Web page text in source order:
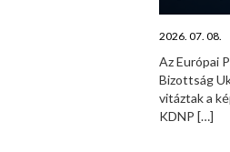
2026. 07. 08.
Az Európai
Bizottság
vitáztak a
KDNP […]